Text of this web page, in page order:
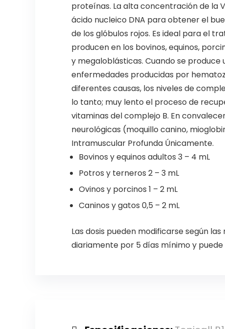
proteínas. La alta concentración de la
ácido nucleico DNA para obtener el
de los glóbulos rojos. Es ideal para el
producen en los bovinos, equinos,
y megaloblásticas. Cuando se
enfermedades producidas por
diferentes causas, los niveles de
lo tanto; muy lento el proceso de
vitaminas del complejo B. En
neurológicas (moquillo canino,
Intramuscular Profunda Únicamente.
Bovinos y equinos adultos 3 – 4 mL
Potros y terneros 2 – 3 mL
Ovinos y porcinos 1 – 2 mL
Caninos y gatos 0,5 – 2 mL
Las dosis pueden modificarse según
diariamente por 5 días mínimo y puede